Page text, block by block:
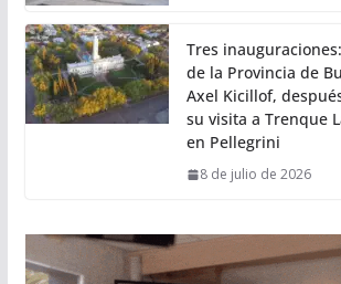
Tres
de la Provincia de
Axel Kicillof,
su visita a Trenque
en Pellegrini
8 de julio de 2026